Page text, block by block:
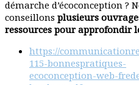
démarche d’écoconception ?
conseillons plusieurs
ressources pour appro­fondir
https://
115-bonnespratiques-
ecoconception-web-